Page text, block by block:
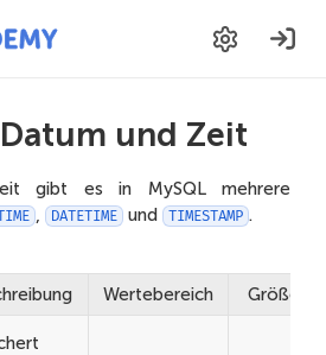
und Zeit
gibt es in MySQL mehrere
, DATETIME und TIMESTAMP .
Wertebereich Größe